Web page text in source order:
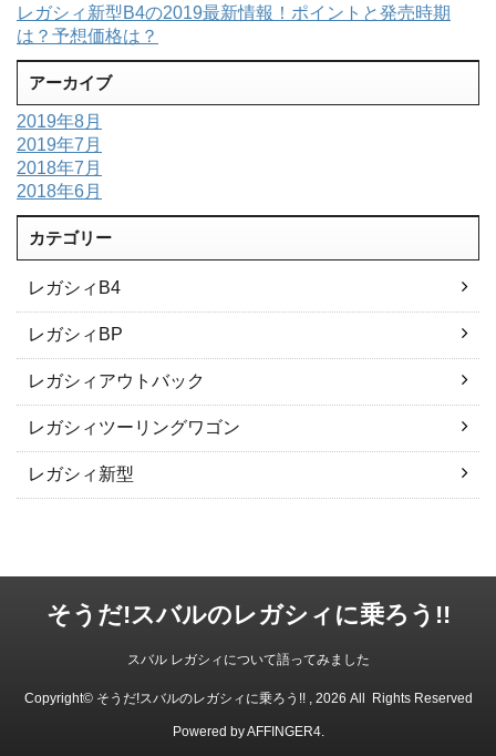
レガシィ新型B4の2019最新情報！ポイントと発売時期
は？予想価格は？
アーカイブ
2019年8月
2019年7月
2018年7月
2018年6月
カテゴリー
レガシィB4
レガシィBP
レガシィアウトバック
レガシィツーリングワゴン
レガシィ新型
そうだ!スバルのレガシィに乗ろう!!
スバル レガシィについて語ってみました
Copyright© そうだ!スバルのレガシィに乗ろう!! , 2026 All Rights Reserved
Powered byAFFINGER4.